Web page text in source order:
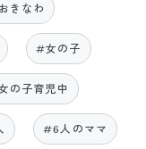
きなわ
#女の子
の子育児中
#6人のママ